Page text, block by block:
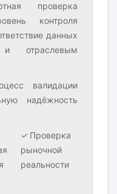
проверка
контроля
данных
отраслевым
валидации
надёжность
✓ Проверка
рыночной
реальности